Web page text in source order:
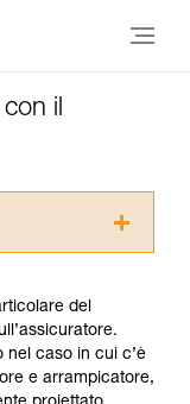
il
le
per poter
richiede una
del
nel caso in cui c’è
e arrampicatore,